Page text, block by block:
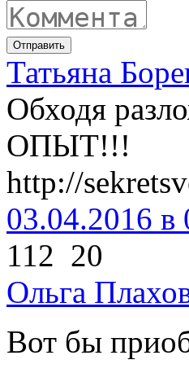
Отправить
Татьяна
Обходя
ОПЫТ!!!
http://
03.04.2016 в
112 20
Ольга
Вот бы